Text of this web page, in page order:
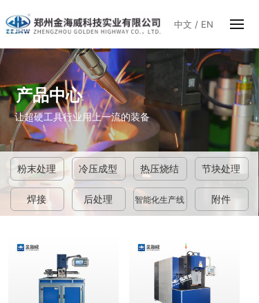
中文 / EN
产品中心
让超硬工具行业用上一流的装备
粉末处理 冷压成型 热压烧结
焊接 后处理 智能化生产线 附件
节块处理